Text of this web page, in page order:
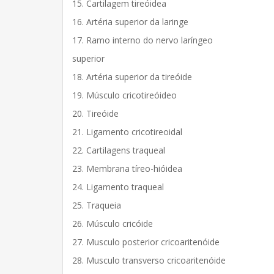
15. Cartilagem tireóidea
16. Artéria superior da laringe
17. Ramo interno do nervo laríngeo
superior
18. Artéria superior da tireóide
19. Músculo cricotireóideo
20. Tireóide
21. Ligamento cricotireoidal
22. Cartilagens traqueal
23. Membrana tíreo-hióidea
24. Ligamento traqueal
25. Traqueia
26. Músculo cricóide
27. Musculo posterior cricoaritenóide
28. Musculo transverso cricoaritenóide